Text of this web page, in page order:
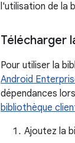
l'utilisation de la
Télécharger
Pour utiliser la
Android
dépendances
bibliothèque
Ajoutez la